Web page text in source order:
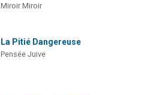
Miroir Miroir
La Pitié Dangereuse
Pensée Juive